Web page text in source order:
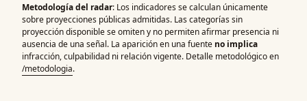
Metodología del radar: Los indicadores se calculan únicamente
sobre proyecciones públicas admitidas. Las categorías sin
proyección disponible se omiten y no permiten afirmar presencia ni
ausencia de una señal. La aparición en una fuente no implica
infracción, culpabilidad ni relación vigente. Detalle metodológico en
/metodologia.